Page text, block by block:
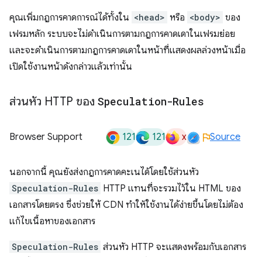
คุณเพิ่มกฎการคาดการณ์ได้ทั้งใน <head> หรือ <body> ของ
เฟรมหลัก ระบบจะไม่ดำเนินการตามกฎการคาดเดาในเฟรมย่อย
และจะดำเนินการตามกฎการคาดเดาในหน้าที่แสดงผลล่วงหน้าเมื่อ
เปิดใช้งานหน้าดังกล่าวแล้วเท่านั้น
ส่วนหัว HTTP ของ Speculation-Rules
Browser Support 121 121 x Source
นอกจากนี้ คุณยังส่งกฎการคาดคะเนได้โดยใช้ส่วนหัว
Speculation-Rules HTTP แทนที่จะรวมไว้ใน HTML ของ
เอกสารโดยตรง ซึ่งช่วยให้ CDN ทำให้ใช้งานได้ง่ายขึ้นโดยไม่ต้อง
แก้ไขเนื้อหาของเอกสาร
Speculation-Rules ส่วนหัว HTTP จะแสดงพร้อมกับเอกสาร